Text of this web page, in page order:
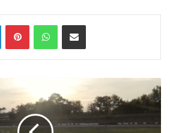
LinkedinPinterestWhatsAppPartager par email